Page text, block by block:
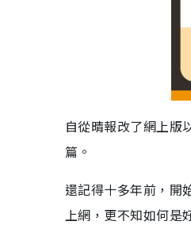
自從晴報改了網上版
篇。
還記得十多年前，開
上網，更不知如何是